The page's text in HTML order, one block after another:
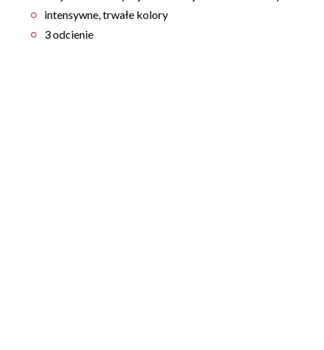
intensywne, trwałe kolory
3 odcienie